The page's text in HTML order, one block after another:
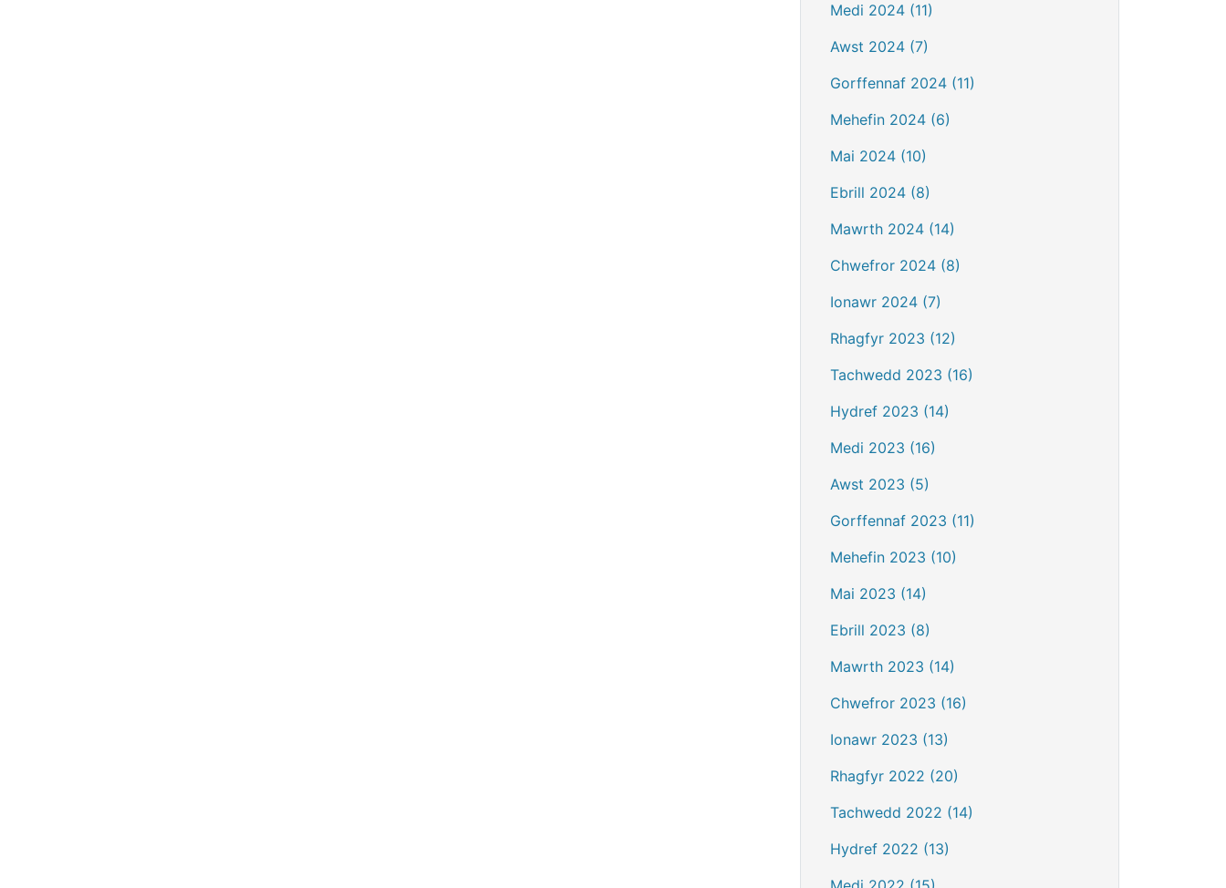
Medi 2024 (11)
Awst 2024 (7)
Gorffennaf 2024 (11)
Mehefin 2024 (6)
Mai 2024 (10)
Ebrill 2024 (8)
Mawrth 2024 (14)
Chwefror 2024 (8)
Ionawr 2024 (7)
Rhagfyr 2023 (12)
Tachwedd 2023 (16)
Hydref 2023 (14)
Medi 2023 (16)
Awst 2023 (5)
Gorffennaf 2023 (11)
Mehefin 2023 (10)
Mai 2023 (14)
Ebrill 2023 (8)
Mawrth 2023 (14)
Chwefror 2023 (16)
Ionawr 2023 (13)
Rhagfyr 2022 (20)
Tachwedd 2022 (14)
Hydref 2022 (13)